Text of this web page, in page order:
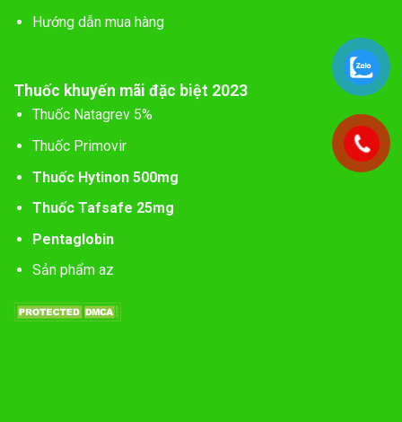
Hướng dẫn mua hàng
Thuốc khuyến mãi đặc biệt 2023
Thuốc Natagrev 5%
Thuốc Primovir
Thuốc Hytinon 500mg
Thuốc Tafsafe 25mg
Pentaglobin
Sản phẩm az